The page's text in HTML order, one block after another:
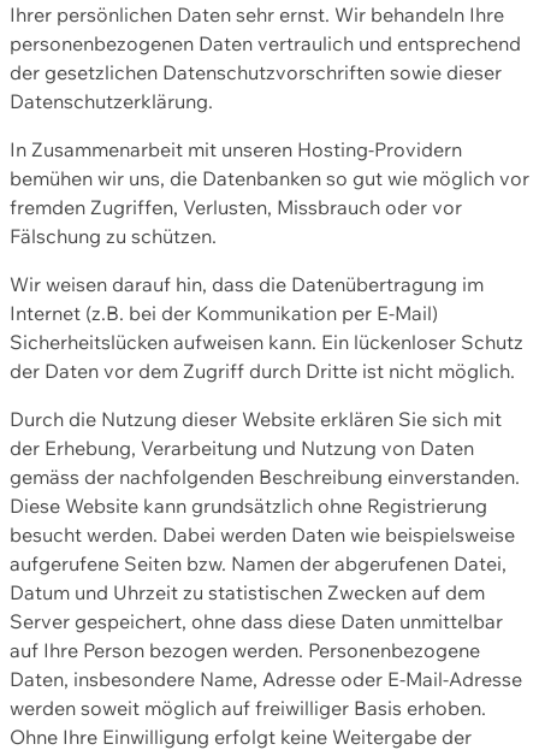
Ihrer persönlichen Daten sehr ernst. Wir behandeln Ihre
personenbezogenen Daten vertraulich und entsprechend
der gesetzlichen Datenschutzvorschriften sowie dieser
Datenschutzerklärung.
In Zusammenarbeit mit unseren Hosting-Providern
bemühen wir uns, die Datenbanken so gut wie möglich vor
fremden Zugriffen, Verlusten, Missbrauch oder vor
Fälschung zu schützen.
Wir weisen darauf hin, dass die Datenübertragung im
Internet (z.B. bei der Kommunikation per E-Mail)
Sicherheitslücken aufweisen kann. Ein lückenloser Schutz
der Daten vor dem Zugriff durch Dritte ist nicht möglich.
Durch die Nutzung dieser Website erklären Sie sich mit
der Erhebung, Verarbeitung und Nutzung von Daten
gemäss der nachfolgenden Beschreibung einverstanden.
Diese Website kann grundsätzlich ohne Registrierung
besucht werden. Dabei werden Daten wie beispielsweise
aufgerufene Seiten bzw. Namen der abgerufenen Datei,
Datum und Uhrzeit zu statistischen Zwecken auf dem
Server gespeichert, ohne dass diese Daten unmittelbar
auf Ihre Person bezogen werden. Personenbezogene
Daten, insbesondere Name, Adresse oder E-Mail-Adresse
werden soweit möglich auf freiwilliger Basis erhoben.
Ohne Ihre Einwilligung erfolgt keine Weitergabe der